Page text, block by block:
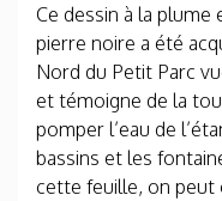
Ce dessin à la plume
pierre noire a été
Nord du Petit Parc
et témoigne de la
pomper l’eau de
bassins et les
cette feuille, on peut